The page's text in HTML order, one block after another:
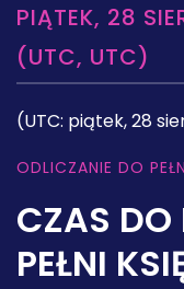
PIĄTEK, 28
(UTC, UTC)
(UTC: piątek, 28
ODLICZANIE DO
CZAS DO
PEŁNI